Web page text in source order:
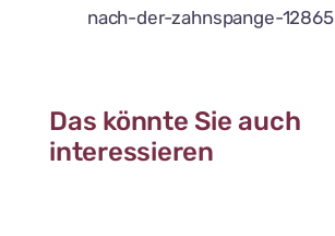
nach-der-zahnspange-12865
Das könnte Sie auch
interessieren